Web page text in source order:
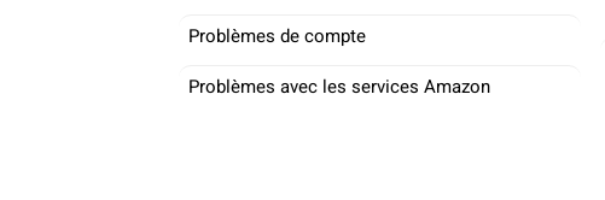
Problèmes de compte
Problèmes avec les services Amazon